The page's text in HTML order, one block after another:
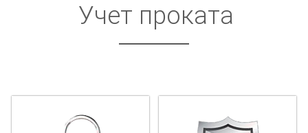
Учет проката